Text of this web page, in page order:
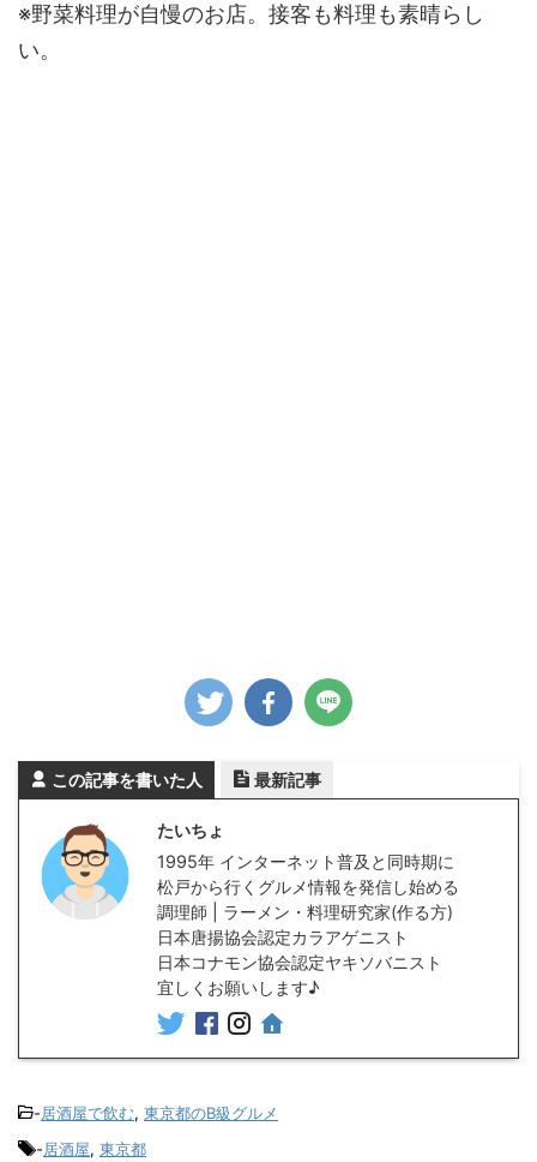
※野菜料理が自慢のお店。接客も料理も素晴らし
い。
この記事を書いた人 最新記事
たいちょ
1995年 インターネット普及と同時期に
松戸から行くグルメ情報を発信し始める
調理師 | ラーメン・料理研究家(作る方)
日本唐揚協会認定カラアゲニスト
日本コナモン協会認定ヤキソバニスト
宜しくお願いします♪
-居酒屋で飲む, 東京都のB級グルメ
-居酒屋, 東京都